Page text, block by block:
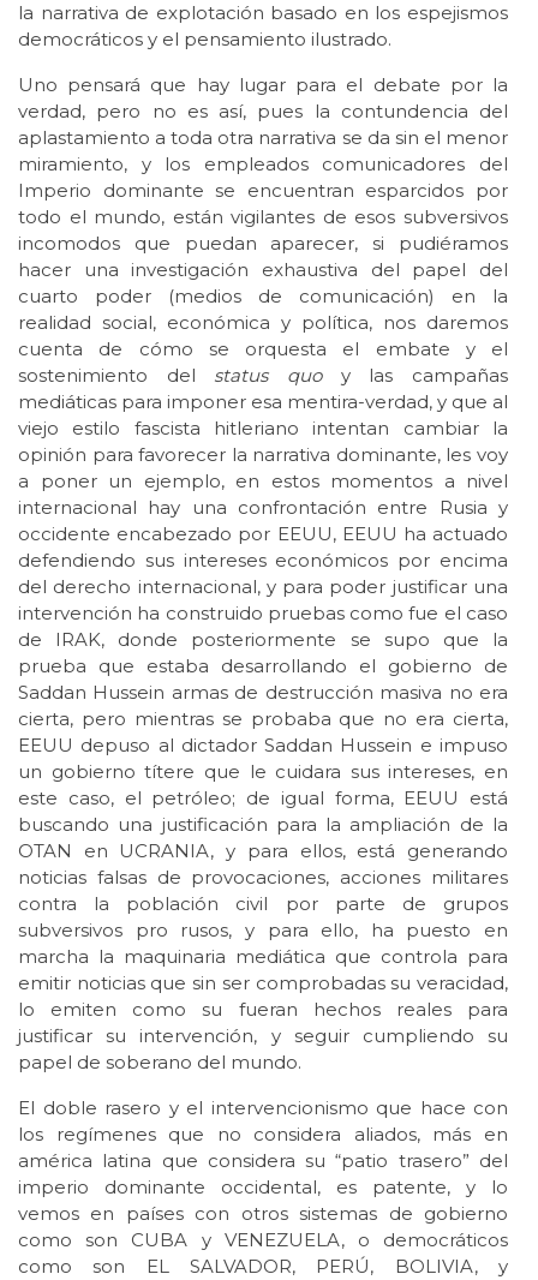
la narrativa de explotación basado en los espejismos
democráticos y el pensamiento ilustrado.
Uno pensará que hay lugar para el debate por la
verdad, pero no es así, pues la contundencia del
aplastamiento a toda otra narrativa se da sin el menor
miramiento, y los empleados comunicadores del
Imperio dominante se encuentran esparcidos por
todo el mundo, están vigilantes de esos subversivos
incomodos que puedan aparecer, si pudiéramos
hacer una investigación exhaustiva del papel del
cuarto poder (medios de comunicación) en la
realidad social, económica y política, nos daremos
cuenta de cómo se orquesta el embate y el
sostenimiento del status quoy las campañas
mediáticas para imponer esa mentira-verdad, y que al
viejo estilo fascista hitleriano intentan cambiar la
opinión para favorecer la narrativa dominante, les voy
a poner un ejemplo, en estos momentos a nivel
internacional hay una confrontación entre Rusia y
occidente encabezado por EEUU, EEUU ha actuado
defendiendo sus intereses económicos por encima
del derecho internacional, y para poder justificar una
intervención ha construido pruebas como fue el caso
de IRAK, donde posteriormente se supo que la
prueba que estaba desarrollando el gobierno de
Saddan Hussein armas de destrucción masiva no era
cierta, pero mientras se probaba que no era cierta,
EEUU depuso al dictador Saddan Hussein e impuso
un gobierno títere que le cuidara sus intereses, en
este caso, el petróleo; de igual forma, EEUU está
buscando una justificación para la ampliación de la
OTAN en UCRANIA, y para ellos, está generando
noticias falsas de provocaciones, acciones militares
contra la población civil por parte de grupos
subversivos pro rusos, y para ello, ha puesto en
marcha la maquinaria mediática que controla para
emitir noticias que sin ser comprobadas su veracidad,
lo emiten como su fueran hechos reales para
justificar su intervención, y seguir cumpliendo su
papel de soberano del mundo.
El doble rasero y el intervencionismo que hace con
los regímenes que no considera aliados, más en
américa latina que considera su “patio trasero” del
imperio dominante occidental, es patente, y lo
vemos en países con otros sistemas de gobierno
como son CUBA y VENEZUELA, o democráticos
como son EL SALVADOR, PERÚ, BOLIVIA, y